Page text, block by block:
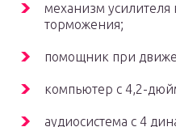
механизм усилителя
торможения;
помощник при
компьютер с 4,2-
аудиосистема с 4